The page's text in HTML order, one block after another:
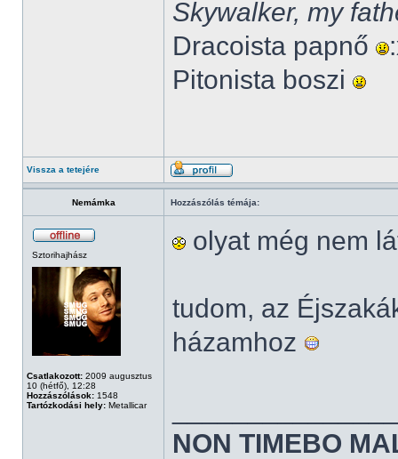
Skywalker, my
Dracoista papnő
Pitonista boszi
Vissza a tetejére
Nemámka Hozzászólás témája:
Sztorihajhász
Csatlakozott: 2009 augusztus
10 (hétfő), 12:28
Hozzászólások: 1548
Tartózkodási hely: Metallicar
olyat még nem
tudom, az
házamhoz
NON TIMEBO